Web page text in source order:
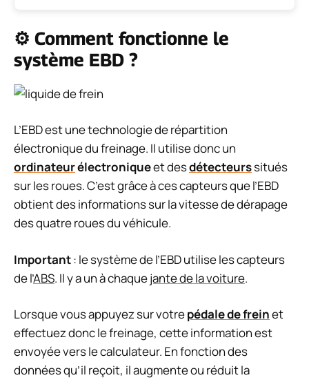
⚙️ Comment fonctionne le
système EBD ?
L’EBD est une technologie de répartition
électronique du freinage. Il utilise donc un
ordinateurélectroniqueet desdétecteurssitués
sur les roues. C’est grâce à ces capteurs que l’EBD
obtient des informations sur la vitesse de dérapage
des quatre roues du véhicule.
Important: le système de l’EBD utilise les capteurs
de l’ABS. Il y a un à chaquejante de la voiture.
Lorsque vous appuyez sur votrepédale de freinet
effectuez donc le freinage, cette information est
envoyée vers le calculateur. En fonction des
données qu’il reçoit, il augmente ou réduit la